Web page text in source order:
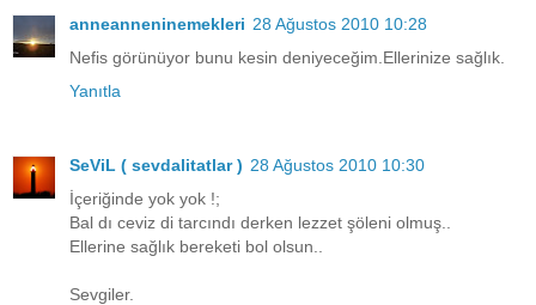
anneanneninemekleri 28 Ağustos 2010 10:28
Nefis görünüyor bunu kesin deniyeceğim.Ellerinize sağlık.
Yanıtla
SeViL ( sevdalitatlar ) 28 Ağustos 2010 10:30
İçeriğinde yok yok !;
Bal dı ceviz di tarcındı derken lezzet şöleni olmuş..
Ellerine sağlık bereketi bol olsun..
Sevgiler.